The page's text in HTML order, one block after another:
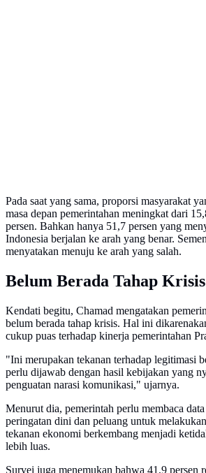
Pada saat yang sama, proporsi masyarakat
masa depan pemerintahan meningkat dari
persen. Bahkan hanya 51,7 persen yang
Indonesia berjalan ke arah yang benar.
menyatakan menuju ke arah yang salah.
Belum Berada Tahap Krisis
Kendati begitu, Chamad mengatakan
belum berada tahap krisis. Hal ini
cukup puas terhadap kinerja pemerintahan
"Ini merupakan tekanan terhadap legitimasi
perlu dijawab dengan hasil kebijakan yang
penguatan narasi komunikasi," ujarnya.
Menurut dia, pemerintah perlu membaca data
peringatan dini dan peluang untuk
tekanan ekonomi berkembang menjadi
lebih luas.
Survei juga menemukan bahwa 41,9 persen